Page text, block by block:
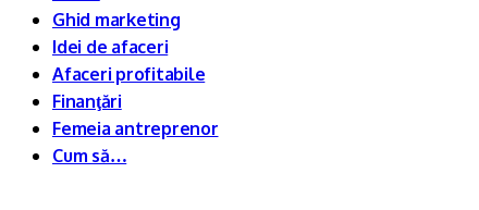
Ghid marketing
Idei de afaceri
Afaceri profitabile
Finanţări
Femeia antreprenor
Cum să…